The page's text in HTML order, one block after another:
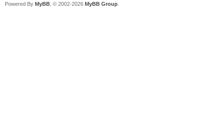
Powered By MyBB , © 2002-2026 MyBB Group